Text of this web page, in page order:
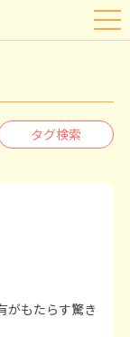
タグ検索
がもたらす驚き